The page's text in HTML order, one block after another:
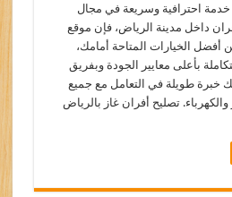
احترافية وسريعة في مجال
داخل مدينة الرياض، فإن موقع
أفضل الخيارات المتاحة أمامك،
بأعلى معايير الجودة وبفريق
طويلة في التعامل مع جميع
والكهرباء. تصليح أفران غاز بالرياض